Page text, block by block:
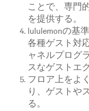
ことで、専門
を提供する。
lululemonの基
各種ゲスト対
ャネルプログ
スなゲストエ
フロア上をよ
り、ゲストや
る。